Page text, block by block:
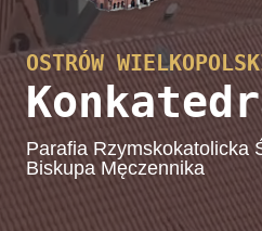
OSTRÓW
Parafia Rzymskokatolicka
Biskupa Męczennika